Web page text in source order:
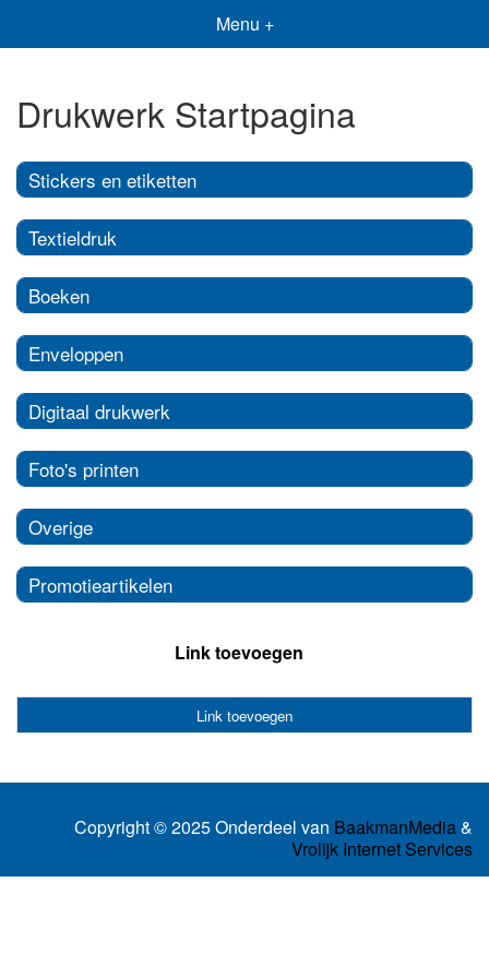
Menu +
Drukwerk Startpagina
Stickers en etiketten
Textieldruk
Boeken
Enveloppen
Digitaal drukwerk
Foto's printen
Overige
Promotieartikelen
Link toevoegen
Link toevoegen
Copyright © 2025 Onderdeel van BaakmanMedia&
Vrolijk Internet Services